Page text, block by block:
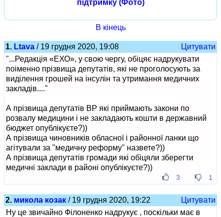
підтримку (Фото)
В кінець
1. Ltava / 19 грудня 2020, 19:08
Цитувати
"...Редакція «ЕХО», у свою чергу, обіцяє надрукувати
поіменно прізвища депутатів, які не проголосують за
виділення грошей на інсулін та утримання медичних
закладів...."
А прізвища депутатів ВР які приймають закони по
розвалу медицини і не закладають кошти в державний
бюджет опублікуєте?))
А прізвища чиновників обласної і районної ланки що
агітували за "медичну реформу" назвете?))
А прізвища депутатів громади які обіцяли зберегти
медичні заклади в районі опублікуєте?))
3 1
2. микола козак / 19 грудня 2020, 19:22
Цитувати
Ну це звичайно Філоненко надрукує , поскільки має в